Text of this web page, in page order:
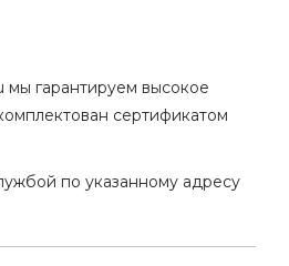
мы гарантируем высокое
сертификатом
по указанному адресу